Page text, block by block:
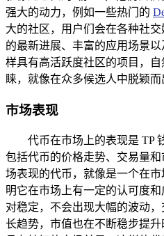
强大的动力，例如一些热门的
大的社区，用户们会在各种社
的最新进展、丰富的应用场景
样具有高活跃度社区的项目，
睐，就像在众多候选人中脱颖而
市场表现
代币在市场上的表现是 TP
包括代币的价格走势、交易量
场表现的代币，就像是一个在
明它在市场上有一定的认可度
对稳定，不会出现大幅的波动
长趋势，市值也在不断稳步提